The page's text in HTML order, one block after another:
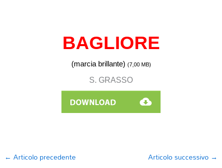
BAGLIORE
(marcia brillante) (7,00MB)
S. GRASSO
← Articolo precedente Articolo successivo →